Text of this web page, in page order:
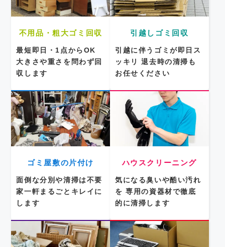
不用品・粗大ゴミ回収
最短即日・1点からOK
大きさや重さを問わず回
収します
引越しゴミ回収
引越に伴うゴミが即日ス
ッキリ
退去時の清掃も
お任せください
ゴミ屋敷の片付け
面倒な分別や清掃は不要
家一軒まるごとキレイに
します
ハウスクリーニング
気になる臭いや酷い汚れ
を 専用の資器材で徹底
的に清掃します